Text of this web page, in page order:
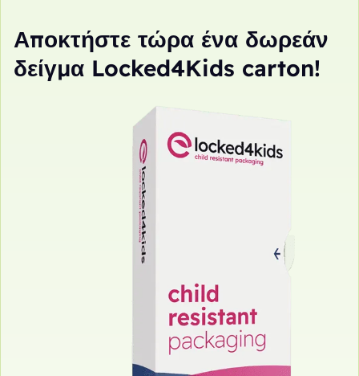
Αποκτήστε τώρα ένα δωρεάν
δείγμα Locked4Kids carton!